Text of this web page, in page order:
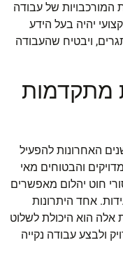
המורכבויות של עבודה
יהיה בעל הידע
ויבטיח שהעבודה
מתקדמות
האחרונות להפעיל
והבטוחים מאי
חוט יהלום מאפשרים
אחד היתרונות
אלה הוא היכולת לשלוט
ולבצע עבודה נקייה